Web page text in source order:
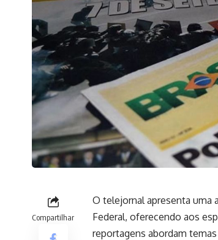
Compartilhar
O telejornal apresenta uma
Federal, oferecendo aos
reportagens abordam